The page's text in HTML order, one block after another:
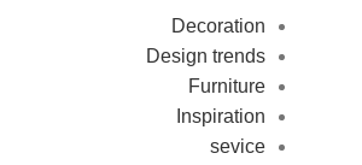
Decoration
Design trends
Furniture
Inspiration
sevice